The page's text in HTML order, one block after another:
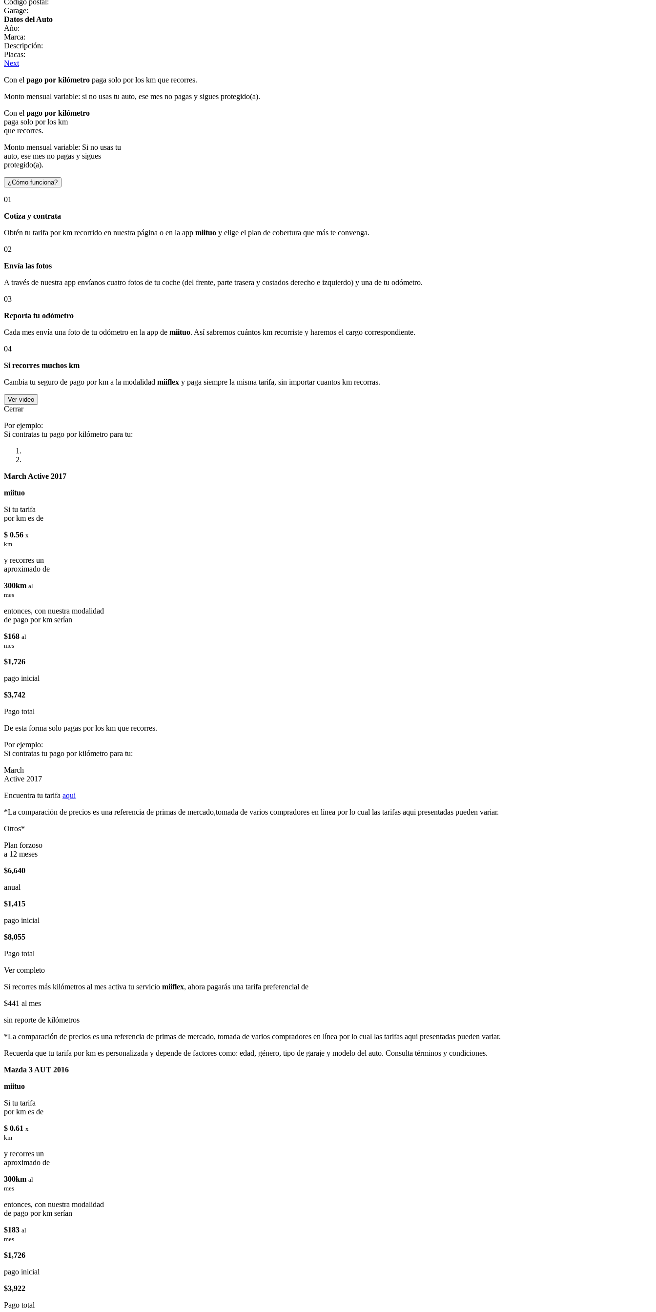
Garage:
Datos del Auto
Año:
Marca:
Descripción:
Placas:
Next
Con el pago por kilómetro paga solo por los km que recorres.
Monto mensual variable: si no usas tu auto, ese mes no pagas y sigues protegido(a).
Con el pago por kilómetro
paga solo por los km
que recorres.
Monto mensual variable: Si no usas tu
auto, ese mes no pagas y sigues
protegido(a).
¿Cómo funciona?
01
Cotiza y contrata
Obtén tu tarifa por km recorrido en nuestra página o en la app miituo y elige el plan de cobertura que más te convenga.
02
Envía las fotos
A través de nuestra app envíanos cuatro fotos de tu coche (del frente, parte trasera y costados derecho e izquierdo) y una de tu odómetro.
03
Reporta tu odómetro
Cada mes envía una foto de tu odómetro en la app de miituo. Así sabremos cuántos km recorriste y haremos el cargo correspondiente.
04
Si recorres muchos km
Cambia tu seguro de pago por km a la modalidad miiflex y paga siempre la misma tarifa, sin importar cuantos km recorras.
Ver video
Cerrar
Por ejemplo:
Si contratas tu pago por kilómetro para tu:
March Active 2017
miituo
Si tu tarifa
por km es de
$ 0.56 x
km
y recorres un
aproximado de
300km al
mes
entonces, con nuestra modalidad
de pago por km serían
$168 al
mes
$1,726
pago inicial
$3,742
Pago total
De esta forma solo pagas por los km que recorres.
Por ejemplo:
Si contratas tu pago por kilómetro para tu:
March
Active 2017
Encuentra tu tarifa aqui
*La comparación de precios es una referencia de primas de mercado,tomada de varios compradores en línea por lo cual las tarifas aqui presentadas pueden variar.
Otros*
Plan forzoso
a 12 meses
$6,640
anual
$1,415
pago inicial
$8,055
Pago total
Ver completo
Si recorres más kilómetros al mes activa tu servicio miiflex, ahora pagarás una tarifa preferencial de
$441 al mes
sin reporte de kilómetros
*La comparación de precios es una referencia de primas de mercado, tomada de varios compradores en línea por lo cual las tarifas aqui presentadas pueden variar.
Recuerda que tu tarifa por km es personalizada y depende de factores como: edad, género, tipo de garaje y modelo del auto. Consulta términos y condiciones.
Mazda 3 AUT 2016
miituo
Si tu tarifa
por km es de
$ 0.61 x
km
y recorres un
aproximado de
300km al
mes
entonces, con nuestra modalidad
de pago por km serían
$183 al
mes
$1,726
pago inicial
$3,922
Pago total